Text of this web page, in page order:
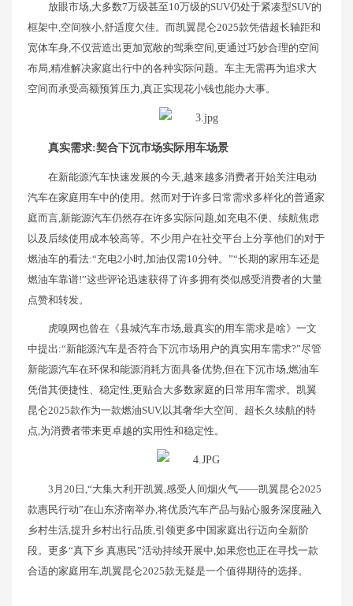
放眼市场,大多数7万级甚至10万级的SUV仍处于紧凑型SUV的
框架中,空间狭小,舒适度欠佳。而凯翼昆仑2025款凭借超长轴距和
宽体车身,不仅营造出更加宽敞的驾乘空间,更通过巧妙合理的空间
布局,精准解决家庭出行中的各种实际问题。车主无需再为追求大
空间而承受高额预算压力,真正实现花小钱也能办大事。
真实需求:契合下沉市场实际用车场景
在新能源汽车快速发展的今天,越来越多消费者开始关注电动
汽车在家庭用车中的使用。然而对于许多日常需求多样化的普通家
庭而言,新能源汽车仍然存在许多实际问题,如充电不便、续航焦虑
以及后续使用成本较高等。不少用户在社交平台上分享他们的对于
燃油车的看法:“充电2小时,加油仅需10分钟。”“长期的家用车还是
燃油车靠谱!”这些评论迅速获得了许多拥有类似感受消费者的大量
点赞和转发。
虎嗅网也曾在《县城汽车市场,最真实的用车需求是啥》一文
中提出:“新能源汽车是否符合下沉市场用户的真实用车需求?”尽管
新能源汽车在环保和能源消耗方面具备优势,但在下沉市场,燃油车
凭借其便捷性、稳定性,更贴合大多数家庭的日常用车需求。凯翼
昆仑2025款作为一款燃油SUV,以其奢华大空间、超长久续航的特
点,为消费者带来更卓越的实用性和稳定性。
3月20日,“大集大利开凯翼,感受人间烟火气——凯翼昆仑2025
款惠民行动”在山东济南举办,将优质汽车产品与贴心服务深度融入
乡村生活,提升乡村出行品质,引领更多中国家庭出行迈向全新阶
段。更多“真下乡 真惠民”活动持续开展中,如果您也正在寻找一款
合适的家庭用车,凯翼昆仑2025款无疑是一个值得期待的选择。